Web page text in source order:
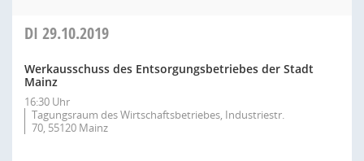
DI 29.10.2019
Werkausschuss des Entsorgungsbetriebes der Stadt
Mainz
16:30 Uhr
Tagungsraum des Wirtschaftsbetriebes, Industriestr.
70, 55120 Mainz